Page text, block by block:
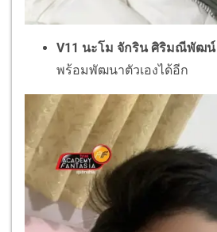
V11 นะโม จักริน ศิริมณีพัฒน์
พร้อมพัฒนาตัวเองได้อีก